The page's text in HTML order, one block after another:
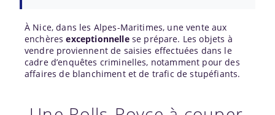
À Nice, dans les Alpes-Maritimes, une vente aux
enchèresexceptionnellese prépare. Les objets à
vendre proviennent de saisies effectuées dans le
cadre d’enquêtes criminelles, notamment pour des
affaires de blanchiment et de trafic de stupéfiants.